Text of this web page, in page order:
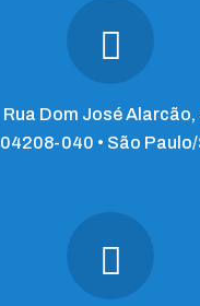
Rua Dom José Alarcão,
04208-040 • São Paulo/